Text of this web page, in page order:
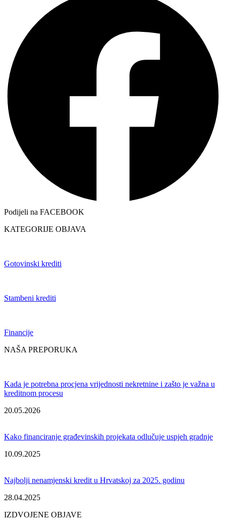
Podijeli na FACEBOOK
KATEGORIJE OBJAVA
Gotovinski krediti
Stambeni krediti
Financije
NAŠA PREPORUKA
Kada je potrebna procjena vrijednosti nekretnine i zašto je važna u
kreditnom procesu
20.05.2026
Kako financiranje građevinskih projekata odlučuje uspjeh gradnje
10.09.2025
Najbolji nenamjenski kredit u Hrvatskoj za 2025. godinu
28.04.2025
IZDVOJENE OBJAVE